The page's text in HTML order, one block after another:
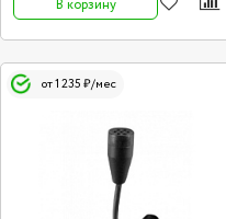
В корзину
от 1 235 ₽/мес